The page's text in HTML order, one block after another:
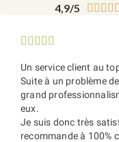
4,9/5     
    
Un service client au
Suite à un problème
grand
eux.
Je suis donc très
recommande à 100%